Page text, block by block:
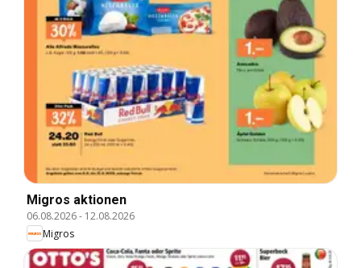
Migros aktionen
06.08.2026- 12.08.2026
Migros